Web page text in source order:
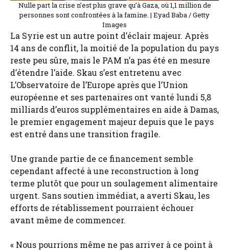
Nulle part la crise n’est plus grave qu’à Gaza, où 1,1 million de
personnes sont confrontées à la famine. | Eyad Baba / Getty
Images
La Syrie est un autre point d’éclair majeur. Après
14 ans de conflit, la moitié de la population du pays
reste peu sûre, mais le PAM n’a pas été en mesure
d’étendre l’aide. Skau s’est entretenu avec
L’Observatoire de l’Europe après que l’Union
européenne et ses partenaires ont vanté lundi 5,8
milliards d’euros supplémentaires en aide à Damas,
le premier engagement majeur depuis que le pays
est entré dans une transition fragile.
Une grande partie de ce financement semble
cependant affecté à une reconstruction à long
terme plutôt que pour un soulagement alimentaire
urgent. Sans soutien immédiat, a averti Skau, les
efforts de rétablissement pourraient échouer
avant même de commencer.
« Nous pourrions même ne pas arriver à ce point à